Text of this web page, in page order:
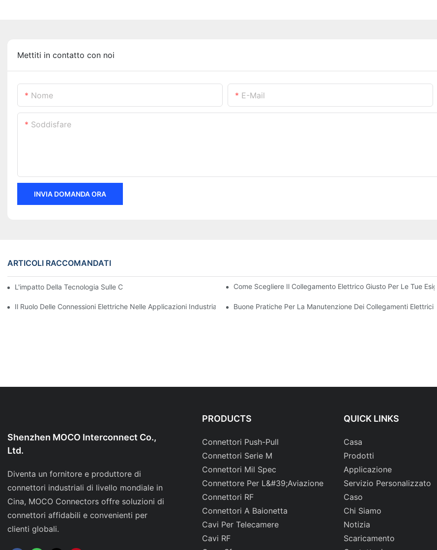
Mettiti in contatto con noi
Nome E-Mail
Soddisfare
INVIA DOMANDA ORA
ARTICOLI RACCOMANDATI
L'impatto Della Tecnologia Sulle Connessioni Elettriche Nell'elettronicaCome Scegliere Il Collegamento Elettrico Giusto Per Le Tue
Il Ruolo Delle Connessioni Elettriche Nelle Applicazioni Industriali Buone Pratiche Per La Manutenzione Dei Collegamenti Elettrici
Shenzhen MOCO Interconnect Co.,
Ltd.
Diventa un fornitore e produttore di
connettori industriali di livello mondiale in
Cina, MOCO Connectors offre soluzioni di
connettori affidabili e convenienti per
clienti globali.
PRODUCTS
Connettori Push-Pull
Connettori Serie M
Connettori Mil Spec
Connettore Per L&#39;aviazione
Connettori RF
Connettori A Baionetta
Cavi Per Telecamere
Cavi RF
QUICK LINKS
Casa
Prodotti
Applicazione
Servizio Personalizzato
Caso
Chi Siamo
Notizia
Scaricamento